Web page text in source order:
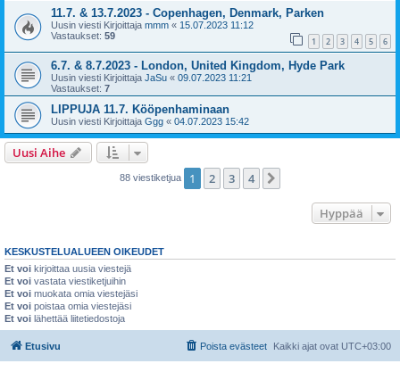
11.7. & 13.7.2023 - Copenhagen, Denmark, Parken
Uusin viesti Kirjoittaja mmm « 15.07.2023 11:12
Vastaukset: 59 1 2 3 4 5 6
6.7. & 8.7.2023 - London, United Kingdom, Hyde Park
Uusin viesti Kirjoittaja JaSu « 09.07.2023 11:21
Vastaukset: 7
LIPPUJA 11.7. Kööpenhaminaan
Uusin viesti Kirjoittaja Ggg « 04.07.2023 15:42
Uusi Aihe
88 viestiketjua 1 2 3 4
Hyppää
KESKUSTELUALUEEN OIKEUDET
Et voi kirjoittaa uusia viestejä
Et voi vastata viestiketjuihin
Et voi muokata omia viestejäsi
Et voi poistaa omia viestejäsi
Et voi lähettää liitetiedostoja
Etusivu Kaikki ajat ovat UTC+03:00
Poista evästeet